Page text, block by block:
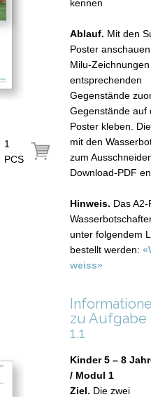
1
PCS
kennen
Ablauf. Mit den
Poster
Milu-
entsprechenden
Gegenstände
Gegenstände auf
Poster kleben.
mit den
zum
Download-PDF
Hinweis. Das
unter folgendem
bestellt werden:
weiss»
zu Aufgabe
1.1
Kinder 5 – 8
/ Modul 1
Ziel. Die zwei